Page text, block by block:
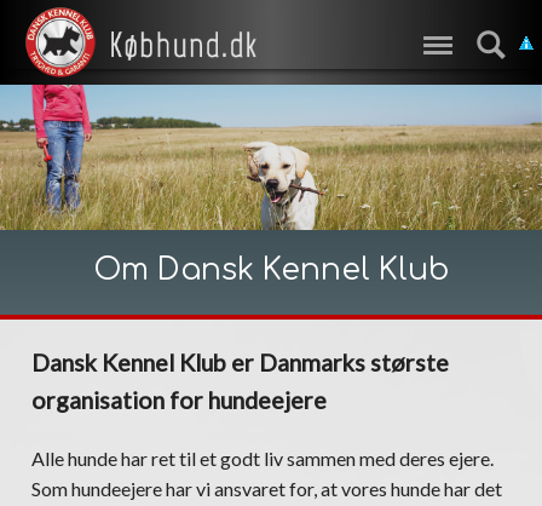
Om Dansk Kennel Klub
Dansk Kennel Klub er Danmarks største
organisation for hundeejere
Alle hunde har ret til et godt liv sammen med deres ejere.
Som hundeejere har vi ansvaret for, at vores hunde har det